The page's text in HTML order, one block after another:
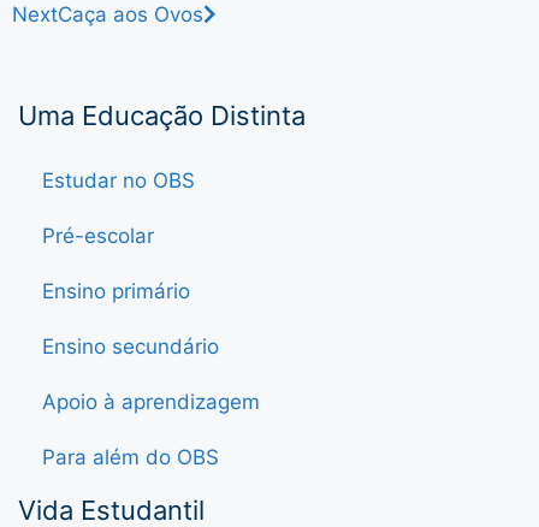
NextCaça aos Ovos
Uma Educação Distinta
Estudar no OBS
Pré-escolar
Ensino primário
Ensino secundário
Apoio à aprendizagem
Para além do OBS
Vida Estudantil